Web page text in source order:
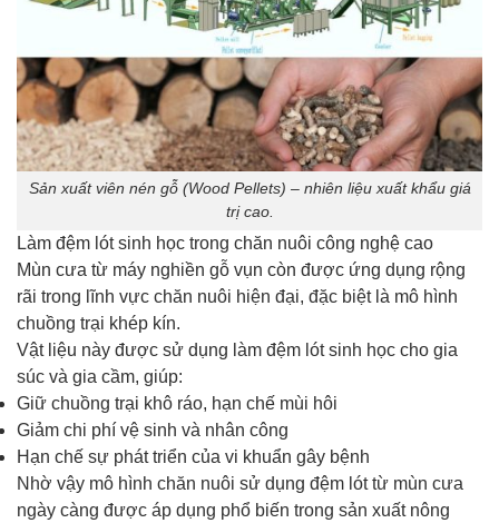
Sản xuất viên nén gỗ (Wood Pellets) – nhiên liệu xuất khẩu giá
trị cao.
Làm đệm lót sinh học trong chăn nuôi công nghệ cao
Mùn cưa từ máy nghiền gỗ vụn còn được ứng dụng rộng
rãi trong lĩnh vực chăn nuôi hiện đại, đặc biệt là mô hình
chuồng trại khép kín.
Vật liệu này được sử dụng làm đệm lót sinh học cho gia
súc và gia cầm, giúp:
Giữ chuồng trại khô ráo, hạn chế mùi hôi
Giảm chi phí vệ sinh và nhân công
Hạn chế sự phát triển của vi khuẩn gây bệnh
Nhờ vậy mô hình chăn nuôi sử dụng đệm lót từ mùn cưa
ngày càng được áp dụng phổ biến trong sản xuất nông